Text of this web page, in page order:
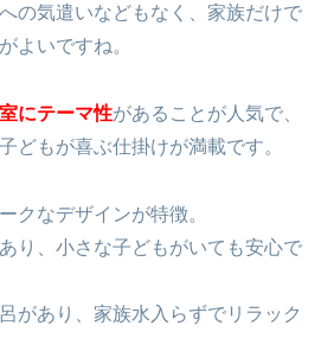
の気遣いなどもなく、家族だけで
よいですね。
にテーマ性があることが人気で、
どもが喜ぶ仕掛けが満載です。
クなデザインが特徴。
り、小さな子どもがいても安心で
があり、家族水入らずでリラック